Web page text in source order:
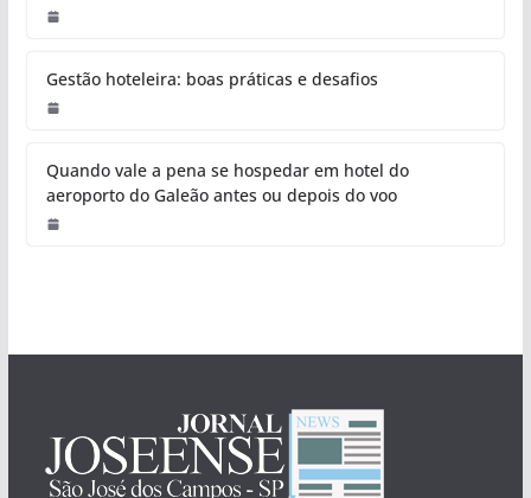
Gestão hoteleira: boas práticas e desafios
Quando vale a pena se hospedar em hotel do
aeroporto do Galeão antes ou depois do voo